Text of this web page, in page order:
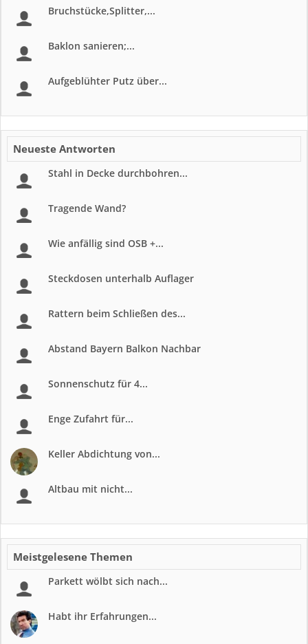
Bruchstücke,Splitter,...
Baklon sanieren;...
Aufgeblühter Putz über...
Neueste Antworten
Stahl in Decke durchbohren...
Tragende Wand?
Wie anfällig sind OSB +...
Steckdosen unterhalb Auflager
Rattern beim Schließen des...
Abstand Bayern Balkon Nachbar
Sonnenschutz für 4...
Enge Zufahrt für...
Keller Abdichtung von...
Altbau mit nicht...
Meistgelesene Themen
Parkett wölbt sich nach...
Habt ihr Erfahrungen...